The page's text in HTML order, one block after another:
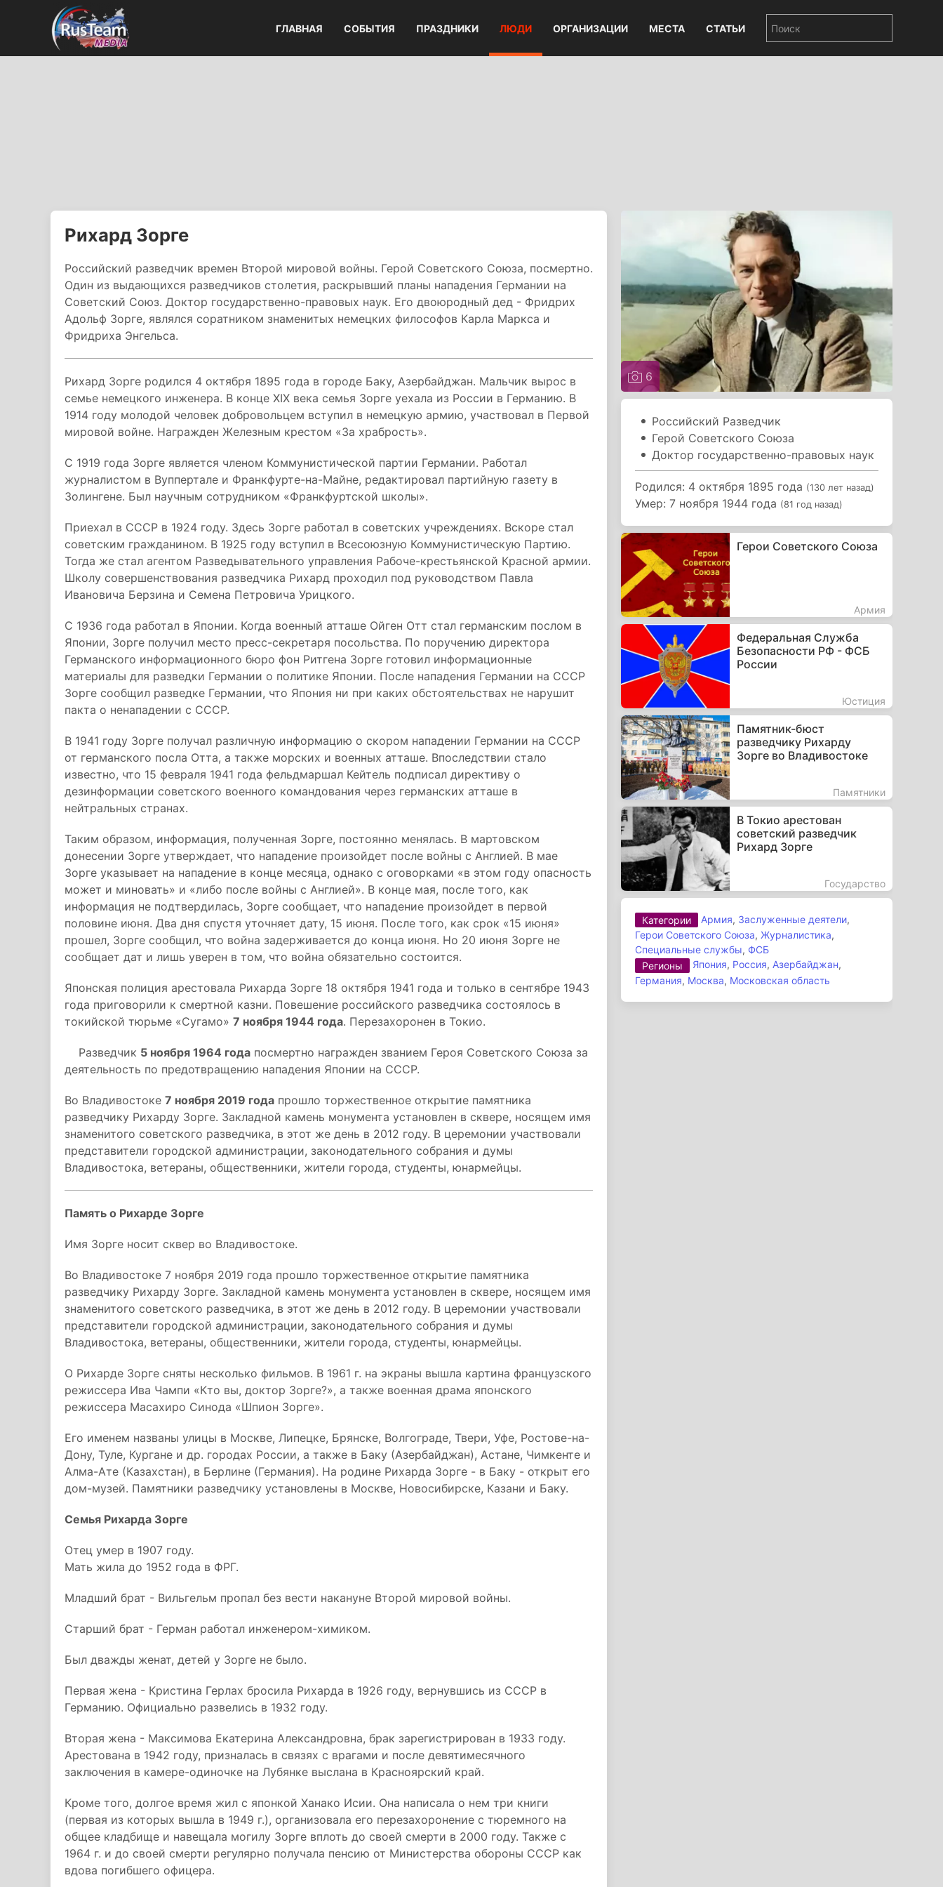
ГЛАВНАЯ СОБЫТИЯ ПРАЗДНИКИ ЛЮДИ ОРГАНИЗАЦИИ МЕСТА СТАТЬИ
Рихард Зорге
Российский разведчик времен Второй мировой войны. Герой Советского Союза, посмертно.
Один из выдающихся разведчиков столетия, раскрывший планы нападения Германии на
Советский Союз. Доктор государственно-правовых наук. Его двоюродный дед - Фридрих
Адольф Зорге, являлся соратником знаменитых немецких философов Карла Маркса и
Фридриха Энгельса.
Рихард Зорге родился 4 октября 1895 года в городе Баку, Азербайджан. Мальчик вырос в
семье немецкого инженера. В конце XIX века семья Зорге уехала из России в Германию. В
1914 году молодой человек добровольцем вступил в немецкую армию, участвовал в Первой
мировой войне. Награжден Железным крестом «За храбрость».
С 1919 года Зорге является членом Коммунистической партии Германии. Работал
журналистом в Вуппертале и Франкфурте-на-Майне, редактировал партийную газету в
Золингене. Был научным сотрудником «Франкфуртской школы».
Приехал в СССР в 1924 году. Здесь Зорге работал в советских учреждениях. Вскоре стал
советским гражданином. В 1925 году вступил в Всесоюзную Коммунистическую Партию.
Тогда же стал агентом Разведывательного управления Рабоче-крестьянской Красной армии.
Школу совершенствования разведчика Рихард проходил под руководством Павла
Ивановича Берзина и Семена Петровича Урицкого.
С 1936 года работал в Японии. Когда военный атташе Ойген Отт стал германским послом в
Японии, Зорге получил место пресс-секретаря посольства. По поручению директора
Германского информационного бюро фон Ритгена Зорге готовил информационные
материалы для разведки Германии о политике Японии. После нападения Германии на СССР
Зорге сообщил разведке Германии, что Япония ни при каких обстоятельствах не нарушит
пакта о ненападении с СССР.
В 1941 году Зорге получал различную информацию о скором нападении Германии на СССР
от германского посла Отта, а также морских и военных атташе. Впоследствии стало
известно, что 15 февраля 1941 года фельдмаршал Кейтель подписал директиву о
дезинформации советского военного командования через германских атташе в
нейтральных странах.
Таким образом, информация, полученная Зорге, постоянно менялась. В мартовском
донесении Зорге утверждает, что нападение произойдет после войны с Англией. В мае
Зорге указывает на нападение в конце месяца, однако с оговорками «в этом году опасность
может и миновать» и «либо после войны с Англией». В конце мая, после того, как
информация не подтвердилась, Зорге сообщает, что нападение произойдет в первой
половине июня. Два дня спустя уточняет дату, 15 июня. После того, как срок «15 июня»
прошел, Зорге сообщил, что война задерживается до конца июня. Но 20 июня Зорге не
сообщает дат и лишь уверен в том, что война обязательно состоится.
Японская полиция арестовала Рихарда Зорге 18 октября 1941 года и только в сентябре 1943
года приговорили к смертной казни. Повешение российского разведчика состоялось в
токийской тюрьме «Сугамо» 7 ноября 1944 года. Перезахоронен в Токио.
Разведчик 5 ноября 1964 года посмертно награжден званием Героя Советского Союза за
деятельность по предотвращению нападения Японии на СССР.
Во Владивостоке 7 ноября 2019 года прошло торжественное открытие памятника
разведчику Рихарду Зорге. Закладной камень монумента установлен в сквере, носящем имя
знаменитого советского разведчика, в этот же день в 2012 году. В церемонии участвовали
представители городской администрации, законодательного собрания и думы
Владивостока, ветераны, общественники, жители города, студенты, юнармейцы.
Память о Рихарде Зорге
Имя Зорге носит сквер во Владивостоке.
Во Владивостоке 7 ноября 2019 года прошло торжественное открытие памятника
разведчику Рихарду Зорге. Закладной камень монумента установлен в сквере, носящем имя
знаменитого советского разведчика, в этот же день в 2012 году. В церемонии участвовали
представители городской администрации, законодательного собрания и думы
Владивостока, ветераны, общественники, жители города, студенты, юнармейцы.
О Рихарде Зорге сняты несколько фильмов. В 1961 г. на экраны вышла картина французского
режиссера Ива Чампи «Кто вы, доктор Зорге?», а также военная драма японского
режиссера Масахиро Синода «Шпион Зорге».
Его именем названы улицы в Москве, Липецке, Брянске, Волгограде, Твери, Уфе, Ростове-на-
Дону, Туле, Кургане и др. городах России, а также в Баку (Азербайджан), Астане, Чимкенте и
Алма-Ате (Казахстан), в Берлине (Германия). На родине Рихарда Зорге - в Баку - открыт его
дом-музей. Памятники разведчику установлены в Москве, Новосибирске, Казани и Баку.
Семья Рихарда Зорге
Отец умер в 1907 году.
Мать жила до 1952 года в ФРГ.
Младший брат - Вильгельм пропал без вести накануне Второй мировой войны.
Старший брат - Герман работал инженером-химиком.
Был дважды женат, детей у Зорге не было.
Первая жена - Кристина Герлах бросила Рихарда в 1926 году, вернувшись из СССР в
Германию. Официально развелись в 1932 году.
Вторая жена - Максимова Екатерина Александровна, брак зарегистрирован в 1933 году.
Арестована в 1942 году, призналась в связях с врагами и после девятимесячного
заключения в камере-одиночке на Лубянке выслана в Красноярский край.
Кроме того, долгое время жил с японкой Ханако Исии. Она написала о нем три книги
(первая из которых вышла в 1949 г.), организовала его перезахоронение с тюремного на
общее кладбище и навещала могилу Зорге вплоть до своей смерти в 2000 году. Также с
1964 г. и до своей смерти регулярно получала пенсию от Министерства обороны СССР как
вдова погибшего офицера.
6
Российский Разведчик
Герой Советского Союза
Доктор государственно-правовых наук
Родился: 4 октября 1895 года (130 лет назад)
Умер: 7 ноября 1944 года (81 год назад)
Герои Советского Союза
Армия
Федеральная Служба
Безопасности РФ - ФСБ
России
Юстиция
Памятник-бюст
разведчику Рихарду
Зорге во Владивостоке
Памятники
В Токио арестован
советский разведчик
Рихард Зорге
Государство
Категории Армия, Заслуженные деятели,
Герои Советского Союза, Журналистика,
Специальные службы, ФСБ
Регионы
Япония, Россия, Азербайджан,
Германия, Москва, Московская область